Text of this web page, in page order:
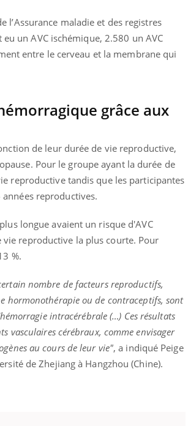
l’Assurance maladie et des registres
un AVC ischémique, 2.580 un AVC
entre le cerveau et la membrane qui
grâce aux
de leur durée de vie reproductive,
Pour le groupe ayant la durée de
reproductive tandis que les participantes
reproductives.
longue avaient un risque d'AVC
reproductive la plus courte. Pour
%.
nombre de facteurs reproductifs,
hormonothérapie ou de contraceptifs, sont
intracérébrale (…) Ces résultats
vasculaires cérébraux, comme envisager
au cours de leur vie", a indiqué Peige
de Zhejiang à Hangzhou (Chine).
mutualiste innove en matière de bilan de
santé : l'utilisation d'un « jumeau
numérique » permet ...